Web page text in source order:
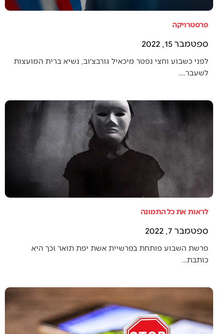
פרסטרויקה
ספטמבר 15, 2022
לפני כשבוע וחצי נפטר מיכאיל גורבצ׳וב, נשיא ברית המועצות
לשעבר.…
לראות את כל התמונה
ספטמבר 7, 2022
פרשת השבוע פותחת בפרשיית אשת יפת תואר וכך היא
כותבת…